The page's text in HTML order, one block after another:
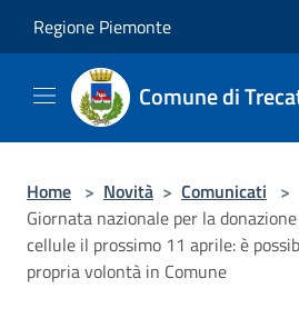
Regione Piemonte
Comune di
Home > Novità > Comunicati >
Giornata nazionale per la
cellule il prossimo 11 aprile: è
propria volontà in Comune